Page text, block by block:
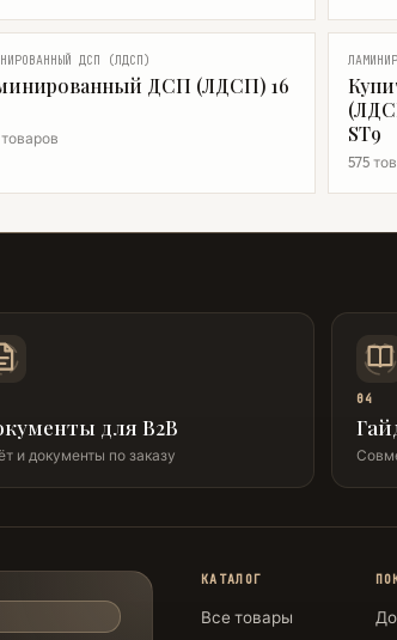
ДСП (ЛДСП)
ДСП (ЛДСП) 16
ST9
575
для B2B
и документы по заказу
04
КАТАЛОГ
Все товары